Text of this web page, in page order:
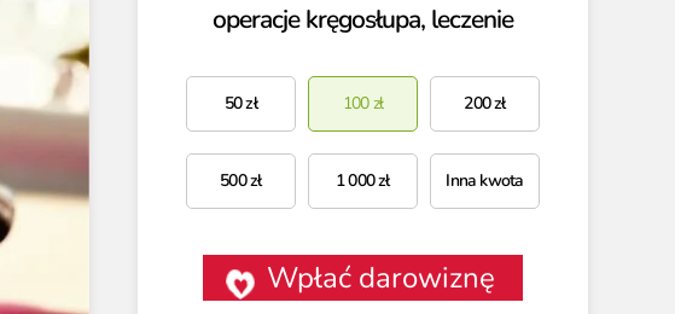
operacje kręgosłupa, leczenie
50zł 100zł 200zł
500zł 1 000zł Inna kwota
Wpłać darowiznę